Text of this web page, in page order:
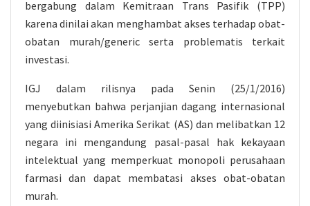
bergabung dalam Kemitraan Trans Pasifik (TPP)
karena dinilai akan menghambat akses terhadap obat-
obatan murah/generic serta problematis terkait
investasi.
IGJ dalam rilisnya pada Senin (25/1/2016)
menyebutkan bahwa perjanjian dagang internasional
yang diinisiasi Amerika Serikat (AS) dan melibatkan 12
negara ini mengandung pasal-pasal hak kekayaan
intelektual yang memperkuat monopoli perusahaan
farmasi dan dapat membatasi akses obat-obatan
murah.